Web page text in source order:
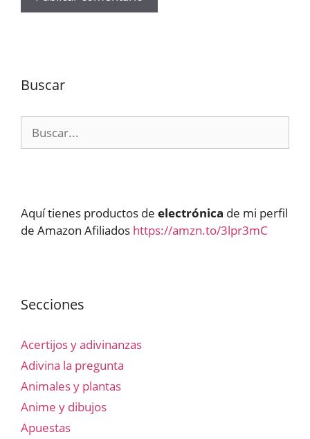
Buscar
Aquí tienes productos de electrónica de mi perfil
de Amazon Afiliados https://amzn.to/3lpr3mC
Secciones
Acertijos y adivinanzas
Adivina la pregunta
Animales y plantas
Anime y dibujos
Apuestas